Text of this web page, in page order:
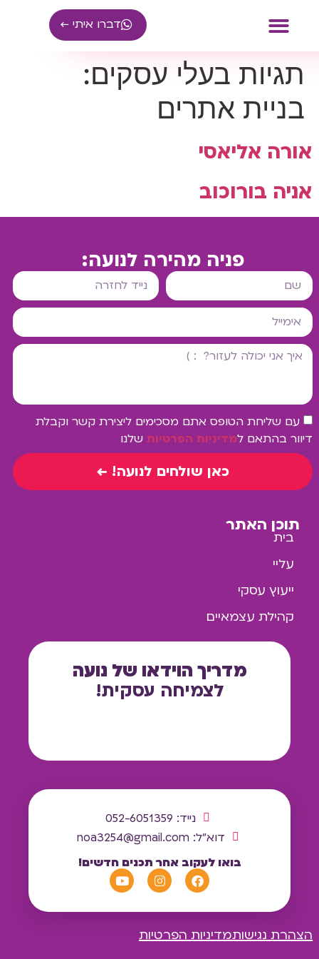
דברו איתי ←
תגיות בעלי עסקים:
בניית אתרים
אורה אליאסי
אניה בורוכוב
תוכן האתר
בית
עליי
ייעוץ עסקי
קהילת עצמאיים
מדריך הוידאו של נועה
לצמיחה עסקית!
פניה מהירה לנועה:
עם שליחת הטופס אתם מסכימים ליצירת קשר וקבלת
דיוור בהתאם למדיניות הפרטיותשלנו
כאן שולחים לנועה! ←
נייד: 052-6051359
דוא"ל: noa3254@gmail.com
בואו לעקוב אחר תכנים חדשים!
הצהרת נגישותמדיניות הפרטיות